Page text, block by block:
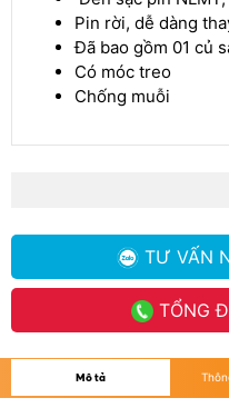
Pin rời, dễ dàng
Đã bao gồm 01 củ
Có móc treo
Chống muỗi
TƯ VẤN
TỔNG
Mô tả